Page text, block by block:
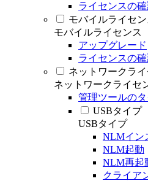
ライセンスの
モバイルライセン
モバイルライセンス
アップグレード
ライセンスの
ネットワークラ
ネットワークライセ
管理ツールの
USBタイプ
USBタイプ
NLMイン
NLM起動
NLM再起
クライア